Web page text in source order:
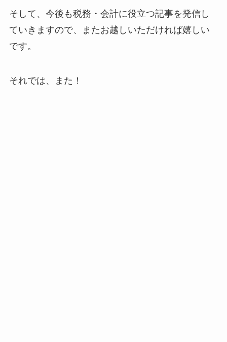
そして、今後も税務・会計に役立つ記事を発信し
ていきますので、またお越しいただければ嬉しい
です。
それでは、また！